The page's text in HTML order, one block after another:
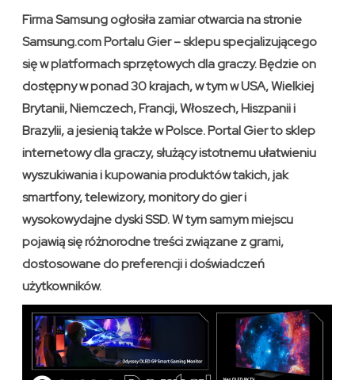
Firma Samsung ogłosiła zamiar otwarcia na stronie
Samsung.com Portalu Gier – sklepu specjalizującego
się w platformach sprzętowych dla graczy. Będzie on
dostępny w ponad 30 krajach, w tym w USA, Wielkiej
Brytanii, Niemczech, Francji, Włoszech, Hiszpanii i
Brazylii, a jesienią także w Polsce. Portal Gier to sklep
internetowy dla graczy, służący istotnemu ułatwieniu
wyszukiwania i kupowania produktów takich, jak
smartfony, telewizory, monitory do gier i
wysokowydajne dyski SSD. W tym samym miejscu
pojawią się różnorodne treści związane z grami,
dostosowane do preferencji i doświadczeń
użytkowników.